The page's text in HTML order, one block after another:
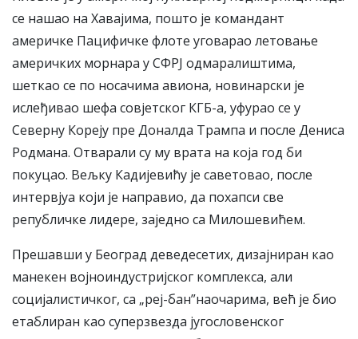
се нашао на Хавајима, пошто је командант
америчке Пацифичке флоте уговарао летовање
америчких морнара у СФРЈ одмаралиштима,
шеткао се по носачима авиона, новинарски је
ислеђивао шефа совјетског КГБ-а, уфурао се у
Северну Кореју пре Доналда Трампа и после Дениса
Родмана. Отварали су му врата на која год би
покуцао. Вељку Кадијевићу је саветовао, после
интервјуа који је направио, да похапси све
републичке лидере, заједно са Милошевићем.
Прешавши у Београд деведесетих, дизајниран као
манекен војноиндустријског комплекса, али
социјалистичког, са „реј-бан”наочарима, већ је био
етаблиран као суперзвезда југословенског